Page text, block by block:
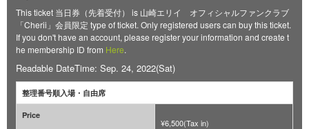
This ticket 当日券（先着受付） is 山崎エリイ オフィシャルファンクラブ
「Cherii」会員限定 type of ticket. Only registered users can buy this ticket.
If you don't have an account, please register your information and create t
he membership ID from Here.
Readable DateTime: Sep. 24, 2022(Sat)
整理番号順入場・自由席
Price
¥6,500(Tax in)